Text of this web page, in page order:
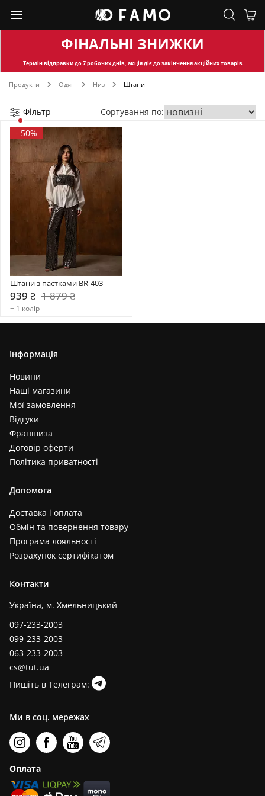
ФІНАЛЬНІ ЗНИЖКИ
Термін відправкидо 7 робочих днів, акція діє до закінчення акційних товарів
Продукти Одяг Низ Штани
Фільтр
Сортування по:
- 50%
Штани з паєтками BR-403
939 ₴ 1 879 ₴
+ 1 колір
Інформація
Новини
Наші магазини
Мої замовлення
Відгуки
Франшиза
Договір оферти
Політика приватності
Допомога
Доставка і оплата
Обмін та повернення товару
Програма лояльності
Розрахунок сертифікатом
Контакти
Україна, м. Хмельницький
097-233-2003
099-233-2003
063-233-2003
cs@tut.ua
Пишіть в Телеграм:
Ми в соц. мережах
Оплата